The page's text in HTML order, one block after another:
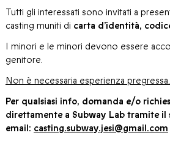
Tutti gli interessati sono invitati a
casting muniti di carta d’identità,
I minori e le minori devono essere
genitore.
Non è necessaria esperienza pregressa.
Per qualsiasi info, domanda e/o
direttamente a Subway Lab tramite il
email: casting.subway.jesi@gmail.com